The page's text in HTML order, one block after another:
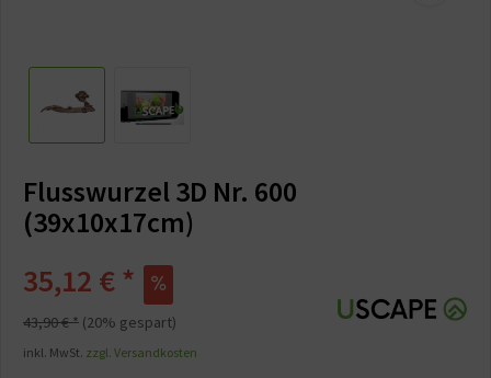
Flusswurzel 3D Nr. 600
(39x10x17cm)
35,12 € *
43,90 € * (20% gespart)
inkl. MwSt. zzgl. Versandkosten